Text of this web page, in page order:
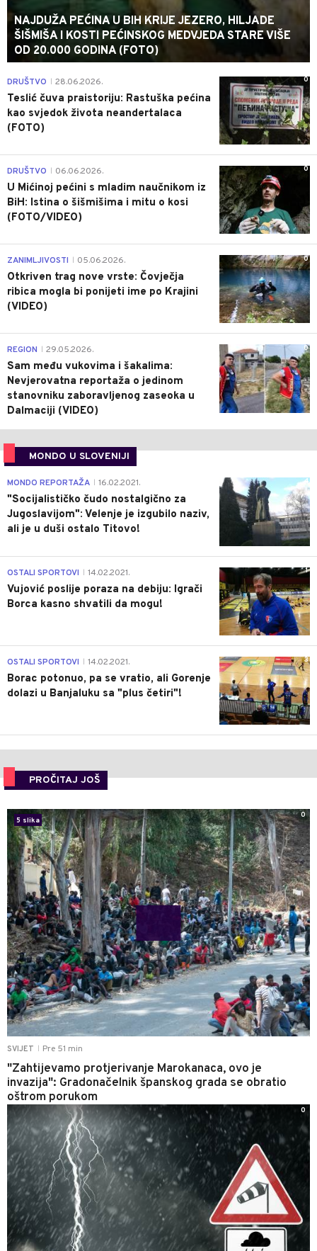
NAJDUŽA PEĆINA U BIH KRIJE JEZERO, HILJADE
ŠIŠMIŠA I KOSTI PEĆINSKOG MEDVJEDA STARE VIŠE
OD 20.000 GODINA (FOTO)
0
DRUŠTVO 28.06.2026.
Teslić čuva praistoriju: Rastuška pećina
kao svjedok života neandertalaca
(FOTO)
0
DRUŠTVO 06.06.2026.
U Mićinoj pećini s mladim naučnikom iz
BiH: Istina o šišmišima i mitu o kosi
(FOTO/VIDEO)
0
ZANIMLJIVOSTI 05.06.2026.
Otkriven trag nove vrste: Čovječja
ribica mogla bi ponijeti ime po Krajini
(VIDEO)
0
REGION 29.05.2026.
Sam među vukovima i šakalima:
Nevjerovatna reportaža o jedinom
stanovniku zaboravljenog zaseoka u
Dalmaciji (VIDEO)
MONDO U SLOVENIJI
4
MONDO REPORTAŽA 16.02.2021.
"Socijalističko čudo nostalgično za
Jugoslavijom": Velenje je izgubilo naziv,
ali je u duši ostalo Titovo!
1
OSTALI SPORTOVI 14.02.2021.
Vujović poslije poraza na debiju: Igrači
Borca kasno shvatili da mogu!
3
OSTALI SPORTOVI 14.02.2021.
Borac potonuo, pa se vratio, ali Gorenje
dolazi u Banjaluku sa "plus četiri"!
PROČITAJ JOŠ
SVIJET Pre 51 min
"Zahtijevamo protjerivanje Marokanaca, ovo je
invazija": Gradonačelnik španskog grada se obratio
oštrom porukom
5 slika
0
0